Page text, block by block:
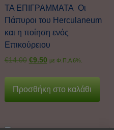
ΤΑ ΕΠΙΓΡΑΜΜΑΤΑ Οι
Πάπυροι του Herculaneum
και η ποίηση ενός
Επικούρειου
€14.00 €9.50 με Φ.Π.Α 6%.
Προσθήκη στο καλάθι